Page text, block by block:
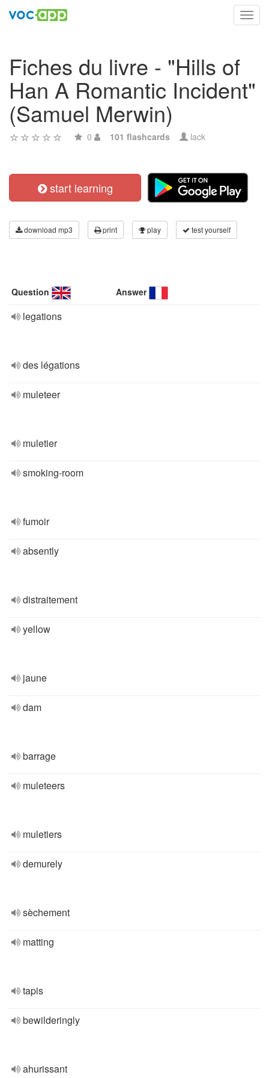
Fiches du livre - "Hills of
Han A Romantic Incident"
(Samuel Merwin)
0 101 flashcards lack
start learning
download mp3 print play test yourself
Question Answer
legations
des légations
muleteer
muletier
smoking-room
fumoir
absently
distraitement
yellow
jaune
dam
barrage
muleteers
muletiers
demurely
sèchement
matting
tapis
bewilderingly
ahurissant